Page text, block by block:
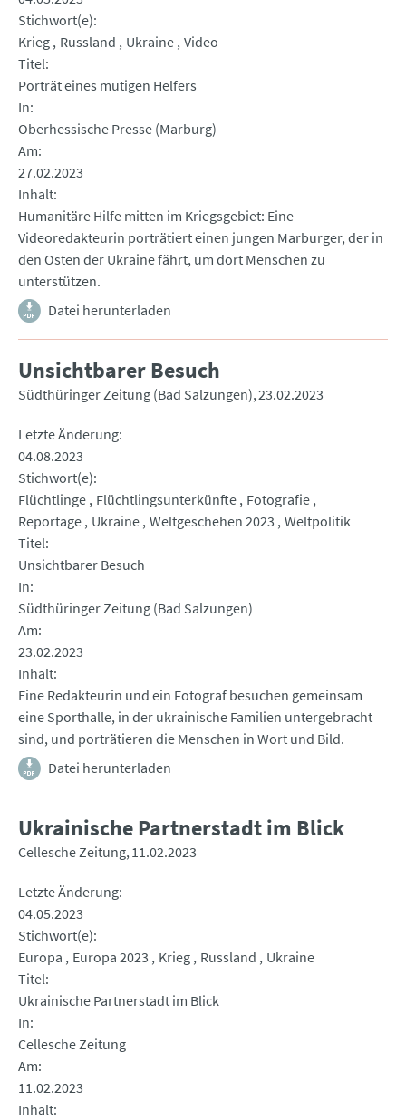
Stichwort(e)
Krieg Russland Ukraine Video
Titel
Porträt eines mutigen Helfers
In
Oberhessische Presse (Marburg)
Am
27.02.2023
Inhalt
Humanitäre Hilfe mitten im Kriegsgebiet: Eine
Videoredakteurin porträtiert einen jungen Marburger, der in
den Osten der Ukraine fährt, um dort Menschen zu
unterstützen.
Datei herunterladen
Unsichtbarer Besuch
Südthüringer Zeitung (Bad Salzungen) 23.02.2023
Letzte Änderung
04.08.2023
Stichwort(e)
Flüchtlinge Flüchtlingsunterkünfte Fotografie
Reportage Ukraine Weltgeschehen 2023 Weltpolitik
Titel
Unsichtbarer Besuch
In
Südthüringer Zeitung (Bad Salzungen)
Am
23.02.2023
Inhalt
Eine Redakteurin und ein Fotograf besuchen gemeinsam
eine Sporthalle, in der ukrainische Familien untergebracht
sind, und porträtieren die Menschen in Wort und Bild.
Datei herunterladen
Ukrainische Partnerstadt im Blick
Cellesche Zeitung 11.02.2023
Letzte Änderung
04.05.2023
Stichwort(e)
Europa
Europa 2023 Krieg Russland
Ukraine
Titel
Ukrainische Partnerstadt im Blick
In
Cellesche Zeitung
Am
11.02.2023
Inhalt